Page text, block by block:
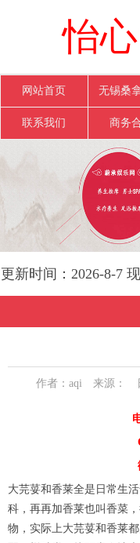
怡
网站首页 无锡桑
联系我们 商务
更新时间：2026-8-7
作者：aqi 来源：
大芫荽和香莱全是日常生
科，再再加香莱也叫香菜
物，实际上大芫荽和香莱